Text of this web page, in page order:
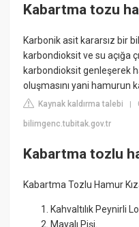
Kabartma tozu
Karbonik asit kararsız bir
karbondioksit ve su açığa
karbondioksit genleşerek
oluşmasını yani hamurun
Kaynak kaldırma talebi |
bilimgenc.tubitak.gov.tr
Kabartma tozlu
Kabartma Tozlu Hamur
Kahvaltılık Peynirli
Mayalı Pişi.